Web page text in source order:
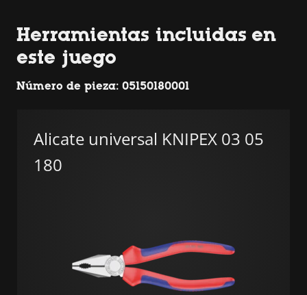
Herramientas incluidas en
este juego
Número de pieza: 05150180001
Alicate universal KNIPEX 03 05
180